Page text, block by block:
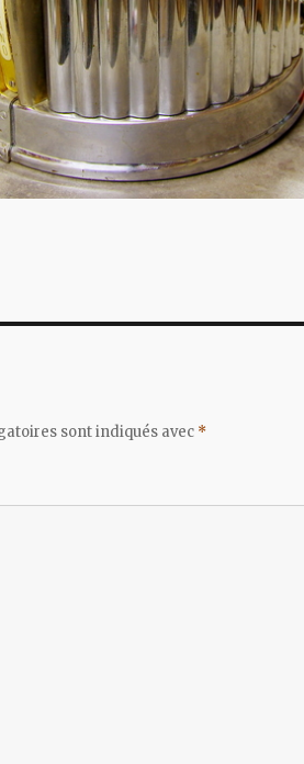
sont indiqués avec *